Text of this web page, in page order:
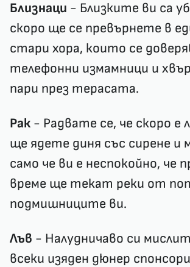
Близнаци - Близките ви са
скоро ще се превърнете в
стари хора, които се
телефонни измамници и
пари през терасата.
Рак - Радвате се, че скоро е
ще ядете диня със сирене и
само че ви е неспокойно, че
време ще текат реки от
подмишниците ви.
Лъв - Налудничаво си
всеки изяден дюнер